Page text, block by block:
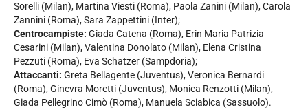
Sorelli (Milan), Martina Viesti (Roma), Paola Zanini (Milan), Carola
Zannini (Roma), Sara Zappettini (Inter);
Centrocampiste: Giada Catena (Roma), Erin Maria Patrizia
Cesarini (Milan), Valentina Donolato (Milan), Elena Cristina
Pezzuti (Roma), Eva Schatzer (Sampdoria);
Attaccanti: Greta Bellagente (Juventus), Veronica Bernardi
(Roma), Ginevra Moretti (Juventus), Monica Renzotti (Milan),
Giada Pellegrino Cimò (Roma), Manuela Sciabica (Sassuolo).